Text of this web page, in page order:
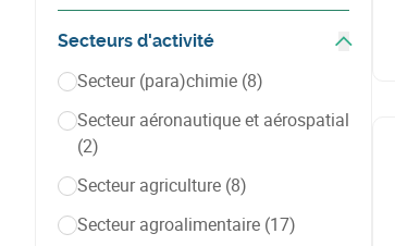
Secteurs d'activité
Secteur (para)chimie (8)
Secteur aéronautique et aérospatial
(2)
Secteur agriculture (8)
Secteur agroalimentaire (17)